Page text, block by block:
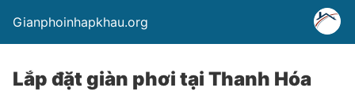
Gianphoinhapkhau.org
Lắp đặt giàn phơi tại Thanh Hóa